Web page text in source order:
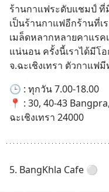
ร้านกาแฟระดับแชมป์ ที่
เป็นร้านกาแฟอีกร้านที่เ
เมล็ดหลากหลายคาแร
แน่นอน ครั้งนี้เราได้มีโ
จ.ฉะเชิงเทรา ตัวกาแฟ
🕒 : ทุกวัน 7.00-18.00
📍 : 30, 40-43
ฉะเชิงเทรา 24000
5. BangKhla Cafe ⚪️